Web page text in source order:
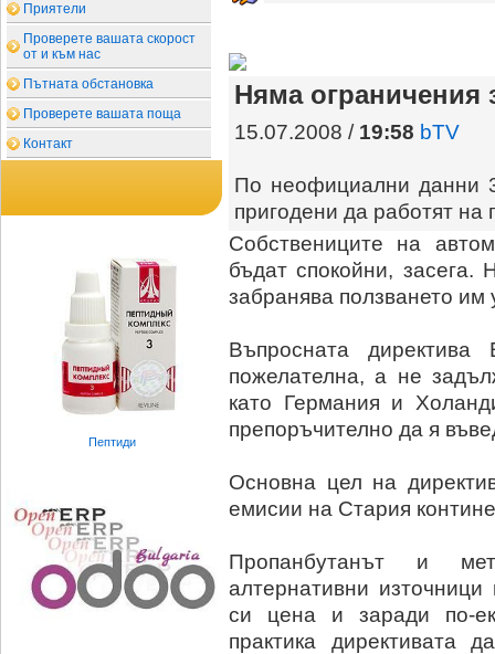
Приятели
Проверете вашата скорост
от и към нас
Пътната обстановка
Проверете вашата поща
Контакт
Пептиди
Няма ограничения
15.07.2008 / 19:58 bTV
По неофициални данни
пригодени да работят на
Собствениците на
бъдат спокойни, засега.
забранява ползването им
Въпросната
пожелателна, а не
като Германия и
препоръчително да я
Основна цел на
емисии на Стария
Пропанбутанът и
алтернативни
си цена и заради по-
практика директивата